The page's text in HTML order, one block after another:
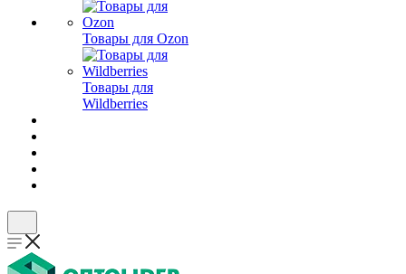
Товары для Ozon
Товары для
Wildberries